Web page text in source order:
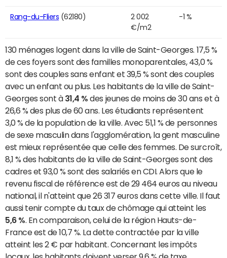
Rang-du-Fliers (62180)
2 002
€/m2
-1 %
130 ménages logent dans la ville de Saint-Georges. 17,5 %
de ces foyers sont des familles monoparentales, 43,0 %
sont des couples sans enfant et 39,5 % sont des couples
avec un enfant ou plus. Les habitants de la ville de Saint-
Georges sont à 31,4 % des jeunes de moins de 30 ans et à
26,6 % des plus de 60 ans. Les étudiants représentent
3,0 % de la population de la ville. Avec 51,1 % de personnes
de sexe masculin dans l'agglomération, la gent masculine
est mieux représentée que celle des femmes. De surcroît,
8,1 % des habitants de la ville de Saint-Georges sont des
cadres et 93,0 % sont des salariés en CDI. Alors que le
revenu fiscal de référence est de 29 464 euros au niveau
national, il n'atteint que 26 317 euros dans cette ville. Il faut
aussi tenir compte du taux de chômage qui atteint les
5,6 % . En comparaison, celui de la région Hauts-de-
France est de 10,7 %. La dette contractée par la ville
atteint les 2 € par habitant. Concernant les impôts